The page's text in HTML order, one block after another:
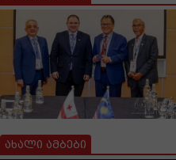
ახალი ამბები